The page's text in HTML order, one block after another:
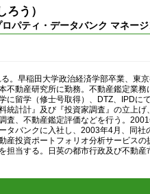
う）
パティ・データバンク マネー
。早稲田大学政治経済学部卒業、東
不動産研究所に勤務。不動産鑑定業
に留学（修士号取得）、DTZ、IPDに
統計計』及び『投資家調査』の立上げ
査、不動産鑑定評価などを行う。
タバンクに入社し、2003年4月、同社
産投資ポートフォリオ分析サービスの
担当する。日英の都市行政及び不動産